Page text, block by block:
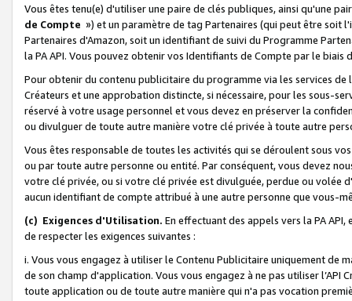
Vous êtes tenu(e) d'utiliser une paire de clés publiques, ainsi qu'une
de Compte ») et un paramètre de tag Partenaires (qui peut être soit
Partenaires d'Amazon, soit un identifiant de suivi du Programme
la PA API. Vous pouvez obtenir vos Identifiants de Compte par le biais
Pour obtenir du contenu publicitaire du programme via les services
Créateurs et une approbation distincte, si nécessaire, pour les sous-
réservé à votre usage personnel et vous devez en préserver la
ou divulguer de toute autre manière votre clé privée à toute autre
Vous êtes responsable de toutes les activités qui se déroulent sous
ou par toute autre personne ou entité. Par conséquent, vous devez
votre clé privée, ou si votre clé privée est divulguée, perdue ou volée
aucun identifiant de compte attribué à une autre personne que vous-
(c) Exigences d'Utilisation. En effectuant des appels vers la PA
de respecter les exigences suivantes :
i. Vous vous engagez à utiliser le Contenu Publicitaire uniquement de
de son champ d'application. Vous vous engagez à ne pas utiliser l’API
toute application ou de toute autre manière qui n'a pas vocation